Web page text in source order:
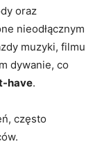
oraz
nieodłącznym
muzyki, filmu
dywanie, co
have.
często